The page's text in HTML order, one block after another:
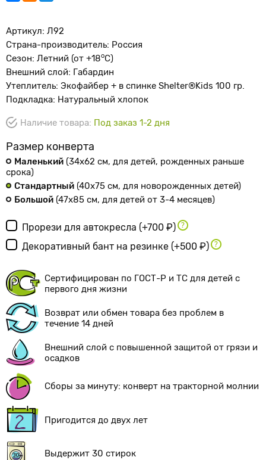
Артикул: Л92
Страна-производитель: Россия
Сезон: Летний (от +18оС)
Внешний слой: Габардин
Утеплитель: Экофайбер + в спинке Shelter®Kids 100 гр.
Подкладка: Натуральный хлопок
Наличие товара: Под заказ 1-2 дня
Размер конверта
Маленький (34х62 см, для детей, рожденных раньше
срока)
Стандартный (40х75 см, для новорожденных детей)
Большой (47х85 см, для детей от 3-4 месяцев)
Прорези для автокресла (+700 ₽)
Декоративный бант на резинке (+500 ₽)
Сертифицирован по ГОСТ-Р и ТС для детей с
первого дня жизни
Возврат или обмен товара без проблем в
течение 14 дней
Внешний слой с повышенной защитой от грязи и
осадков
Сборы за минуту: конверт на тракторной молнии
Пригодится до двух лет
Выдержит 30 стирок